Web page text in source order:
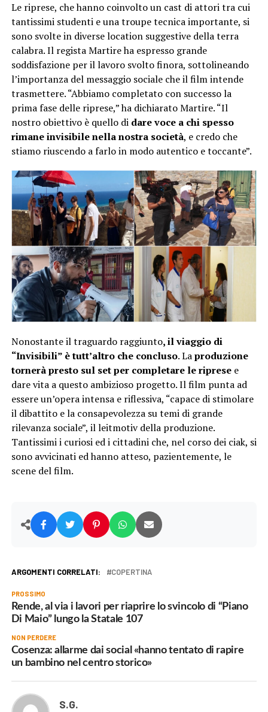
Le riprese, che hanno coinvolto un cast di attori tra cui
tantissimi studenti e una troupe tecnica importante, si
sono svolte in diverse location suggestive della terra
calabra. Il regista Martire ha espresso grande
soddisfazione per il lavoro svolto finora, sottolineando
l’importanza del messaggio sociale che il film intende
trasmettere. “Abbiamo completato con successo la
prima fase delle riprese,” ha dichiarato Martire. “Il
nostro obiettivo è quello di dare voce a chi spesso
rimane invisibile nella nostra società, e credo che
stiamo riuscendo a farlo in modo autentico e toccante”.
Nonostante il traguardo raggiunto, il viaggio di
“Invisibili” è tutt’altro che concluso. Laproduzione
tornerà presto sul set per completare le ripresee
dare vita a questo ambizioso progetto. Il film punta ad
essere un’opera intensa e riflessiva, “capace di stimolare
il dibattito e la consapevolezza su temi di grande
rilevanza sociale”, il leitmotiv della produzione.
Tantissimi i curiosi ed i cittadini che, nel corso dei ciak, si
sono avvicinati ed hanno atteso, pazientemente, le
scene del film.
ARGOMENTI CORRELATI: COPERTINA
PROSSIMO
Rende, al via i lavori per riaprire lo svincolo di “Piano
Di Maio” lungo la Statale 107
NON PERDERE
Cosenza: allarme dai social «hanno tentato di rapire
un bambino nel centro storico»
S.G.